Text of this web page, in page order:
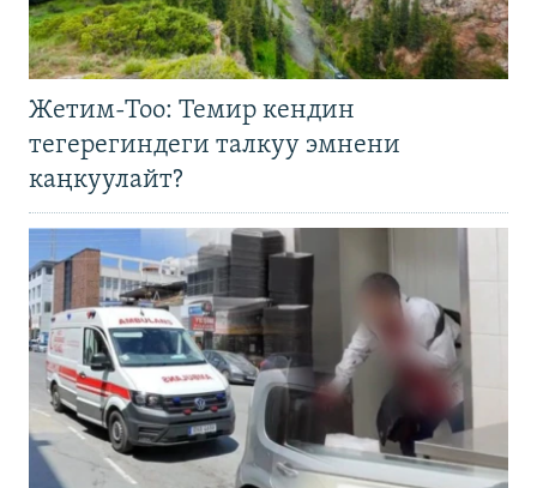
Жетим-Тоо: Темир кендин
тегерегиндеги талкуу эмнени
каңкуулайт?